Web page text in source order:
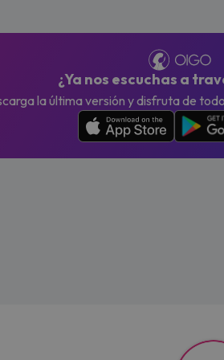
¿Ya nos escuchas a
la última versión y disfruta de